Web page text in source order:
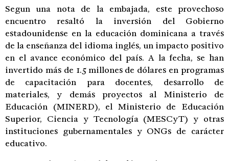
Segun una nota de la embajada, este provechoso
encuentro resaltó la inversión del Gobierno
estadounidense en la educación dominicana a través
de la enseñanza del idioma inglés, un impacto positivo
en el avance económico del país. A la fecha, se han
invertido más de 1.5 millones de dólares en programas
de capacitación para docentes, desarrollo de
materiales, y demás proyectos al Ministerio de
Educación (MINERD), el Ministerio de Educación
Superior, Ciencia y Tecnología (MESCyT) y otras
instituciones gubernamentales y ONGs de carácter
educativo.